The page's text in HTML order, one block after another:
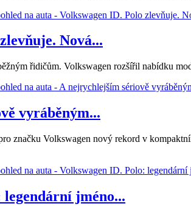
Nová...
řidičům. Volkswagen rozšířil nabídku
vyráběným...
značku Volkswagen nový rekord v
jméno...